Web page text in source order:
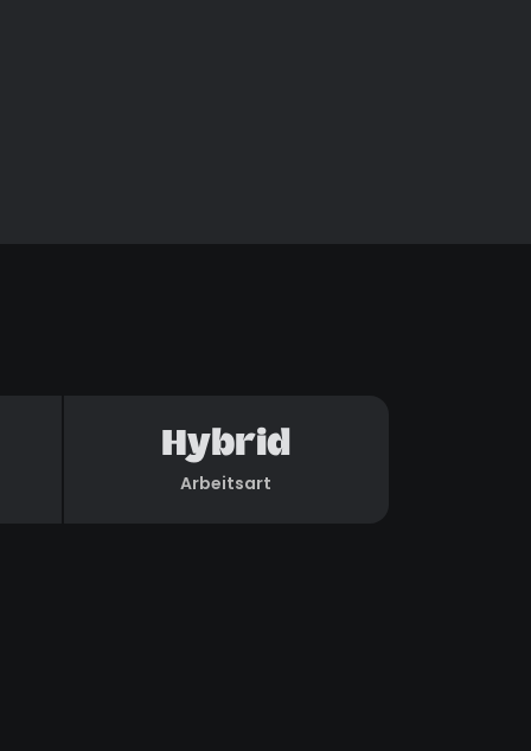
Hybrid
Arbeitsart